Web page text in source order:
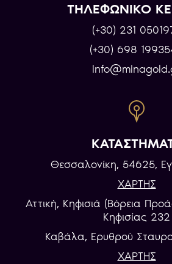
ΤΗΛΕΦΩΝΙΚΟ
(+30) 231
(+30) 698
Θεσσαλονίκη, 54625,
ΧΑΡΤΗΣ
Αττική, Κηφισιά (Βόρεια
Κηφισίας 232
Καβάλα, Eρυθρού
ΧΑΡΤΗΣ